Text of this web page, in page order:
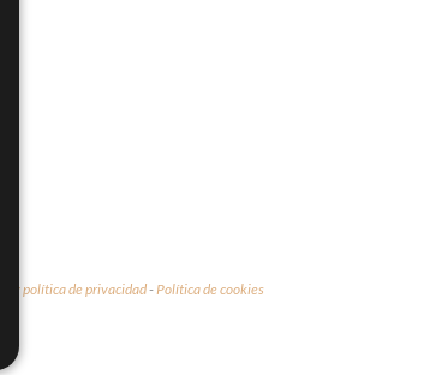
y política de privacidad-Política de cookies